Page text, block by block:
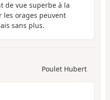
de vue superbe à la
les orages peuvent
sans plus.
Poulet Hubert